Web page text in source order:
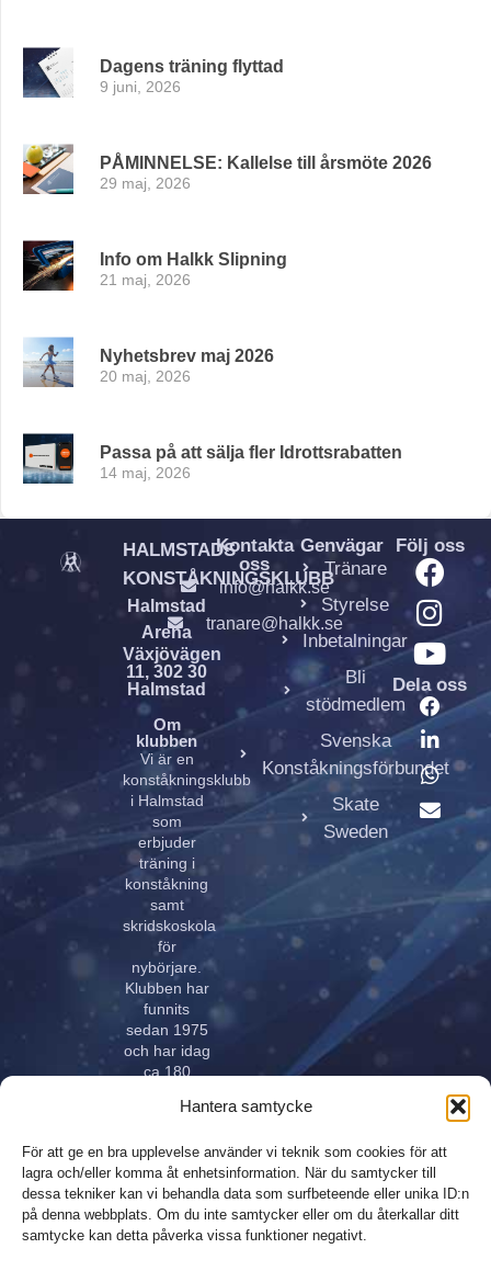
Hantera samtycke
För att ge en bra upplevelse använder vi teknik som cookies för att
lagra och/eller komma åt enhetsinformation. När du samtycker till
dessa tekniker kan vi behandla data som surfbeteende eller unika ID:n
på denna webbplats. Om du inte samtycker eller om du återkallar ditt
samtycke kan detta påverka vissa funktioner negativt.
Dagens träning flyttad
9 juni, 2026
PÅMINNELSE: Kallelse till årsmöte 2026
29 maj, 2026
Info om Halkk Slipning
21 maj, 2026
Nyhetsbrev maj 2026
20 maj, 2026
Passa på att sälja fler Idrottsrabatten
14 maj, 2026
HALMSTADS
KONSTÅKNINGSKLUBB
Halmstad
Arena
Växjövägen
11, 302 30
Halmstad
Om
klubben
Vi är en
konståkningsklubb
i Halmstad
som
erbjuder
träning i
konståkning
samt
skridskoskola
för
nybörjare.
Klubben har
funnits
sedan 1975
och har idag
ca 180
i alla åldrar.
innehar
elitlicens.
Kontakta
oss
info@halkk.se
tranare@halkk.se
Genvägar
Tränare
Styrelse
Inbetalningar
Bli
stödmedlem
Svenska
Konståkningsförbundet
Skate
Sweden
Följ oss
Dela oss